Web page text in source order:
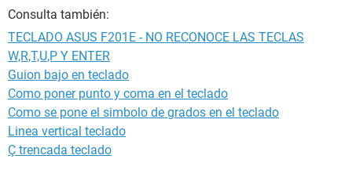
saludos desde Colombia.
Consulta también:
TECLADO ASUS F201E - NO RECONOCE LAS TECLAS
W,R,T,U,P Y ENTER
Guion bajo en teclado
Como poner punto y coma en el teclado
Como se pone el simbolo de grados en el teclado
Linea vertical teclado
Ç trencada teclado